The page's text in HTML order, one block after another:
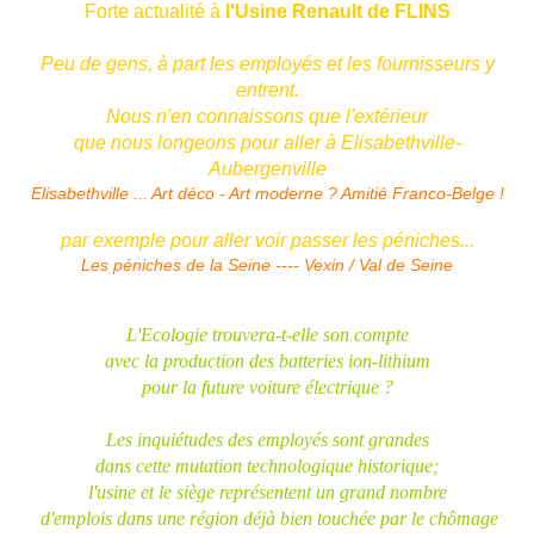
Forte actualité à l'Usine Renault de FLINS
Peu de gens, à part les employés et les fournisseurs y
entrent.
Nous n'en connaissons que l'extérieur
que nous longeons pour aller à Elisabethville-
Aubergenville
Elisabethville ... Art déco - Art moderne ? Amitié Franco-Belge !
par exemple pour aller voir passer les péniches...
Les péniches de la Seine ---- Vexin / Val de Seine
L'Ecologie trouvera-t-elle son compte
avec la production des batteries ion-lithium
pour la future voiture électrique ?
Les inquiétudes des employés sont grandes
dans cette mutation technologique historique;
l'usine et le siège représentent un grand nombre
d'emplois dans une région déjà bien touchée par le chômage